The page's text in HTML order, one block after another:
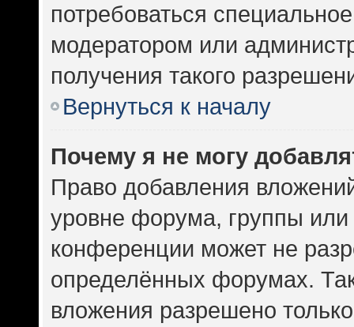
потребоваться
модератором или
получения такого
Вернуться к началу
Почему я не могу
Право добавления
уровне форума, группы или
конференции может не
определённых форумах.
вложения разрешено